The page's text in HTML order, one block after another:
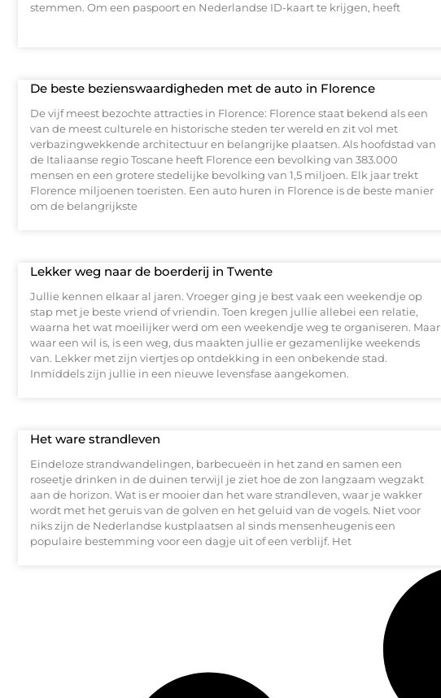
stemmen. Om een paspoort en Nederlandse ID-kaart te krijgen, heeft
De beste bezienswaardigheden met de auto in Florence
De vijf meest bezochte attracties in Florence: Florence staat bekend als een
van de meest culturele en historische steden ter wereld en zit vol met
verbazingwekkende architectuur en belangrijke plaatsen. Als hoofdstad van
de Italiaanse regio Toscane heeft Florence een bevolking van 383.000
mensen en een grotere stedelijke bevolking van 1,5 miljoen. Elk jaar trekt
Florence miljoenen toeristen. Een auto huren in Florence is de beste manier
om de belangrijkste
Lekker weg naar de boerderij in Twente
Jullie kennen elkaar al jaren. Vroeger ging je best vaak een weekendje op
stap met je beste vriend of vriendin. Toen kregen jullie allebei een relatie,
waarna het wat moeilijker werd om een weekendje weg te organiseren. Maar
waar een wil is, is een weg, dus maakten jullie er gezamenlijke weekends
van. Lekker met zijn viertjes op ontdekking in een onbekende stad.
Inmiddels zijn jullie in een nieuwe levensfase aangekomen.
Het ware strandleven
Eindeloze strandwandelingen, barbecueën in het zand en samen een
roseetje drinken in de duinen terwijl je ziet hoe de zon langzaam wegzakt
aan de horizon. Wat is er mooier dan het ware strandleven, waar je wakker
wordt met het geruis van de golven en het geluid van de vogels. Niet voor
niks zijn de Nederlandse kustplaatsen al sinds mensenheugenis een
populaire bestemming voor een dagje uit of een verblijf. Het